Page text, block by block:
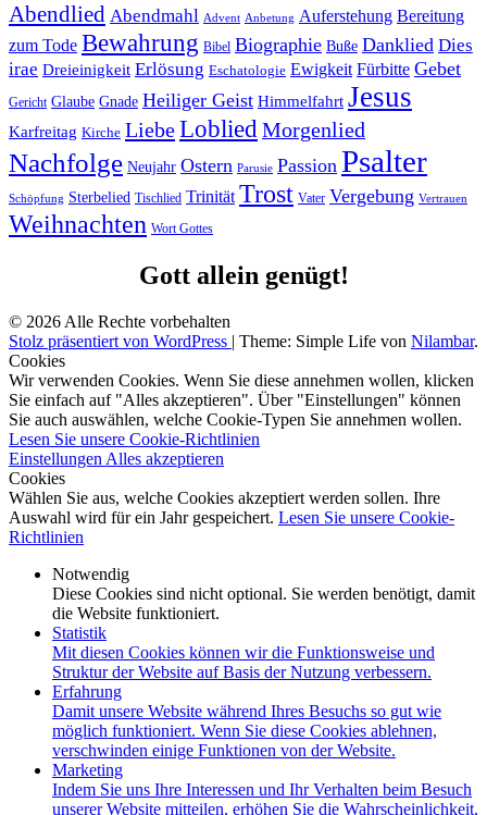
Abendlied Abendmahl Advent Anbetung Auferstehung Bereitung
zum Tode Bewahrung Bibel Biographie Buße Danklied Dies
irae Dreieinigkeit Erlösung Eschatologie Ewigkeit Fürbitte Gebet
Gericht Glaube Gnade Heiliger Geist Himmelfahrt Jesus
Karfreitag Kirche LiebeLobliedMorgenlied
Nachfolge Neujahr Ostern Parusie Passion Psalter
Schöpfung Sterbelied Tischlied Trinität Trost Vater Vergebung Vertrauen
Weihnachten Wort Gottes
Gott allein genügt!
© 2026 Alle Rechte vorbehalten
Stolz präsentiert von WordPress | Theme: Simple Life von Nilambar.
Cookies
Wir verwenden Cookies. Wenn Sie diese annehmen wollen, klicken
Sie einfach auf "Alles akzeptieren". Über "Einstellungen" können
Sie auch auswählen, welche Cookie-Typen Sie annehmen wollen.
Lesen Sie unsere Cookie-Richtlinien
Einstellungen Alles akzeptieren
Cookies
Wählen Sie aus, welche Cookies akzeptiert werden sollen. Ihre
Auswahl wird für ein Jahr gespeichert. Lesen Sie unsere Cookie-
Richtlinien
Notwendig
Diese Cookies sind nicht optional. Sie werden benötigt, damit
die Website funktioniert.
Statistik
Mit diesen Cookies können wir die Funktionsweise und
Struktur der Website auf Basis der Nutzung verbessern.
Erfahrung
Damit unsere Website während Ihres Besuchs so gut wie
möglich funktioniert. Wenn Sie diese Cookies ablehnen,
verschwinden einige Funktionen von der Website.
Marketing
Indem Sie uns Ihre Interessen und Ihr Verhalten beim Besuch
unserer Website mitteilen, erhöhen Sie die Wahrscheinlichkeit,